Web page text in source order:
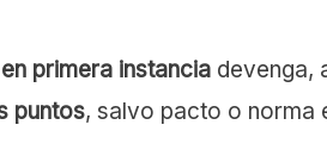
primera instancia devenga,
puntos, salvo pacto o norma